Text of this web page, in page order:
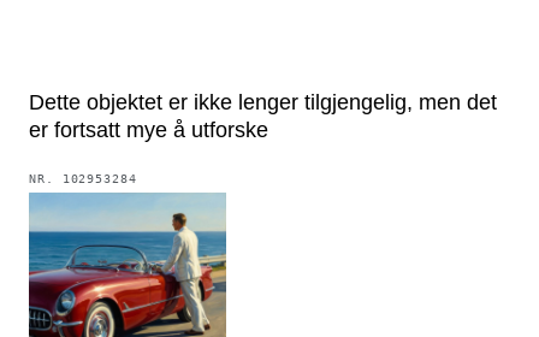
Dette objektet er ikke lenger tilgjengelig, men det
er fortsatt mye å utforske
NR. 102953284